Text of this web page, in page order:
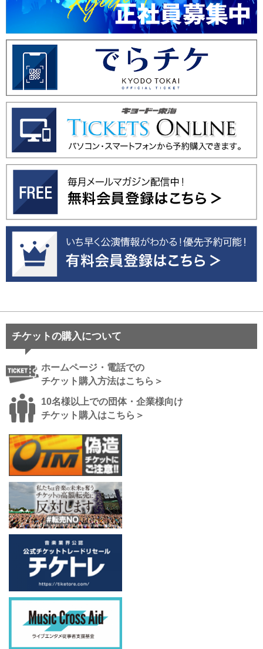
チケットの購入について
ホームページ・電話での
チケット購入方法はこちら＞
10名様以上での団体・企業様向け
チケット購入はこちら＞